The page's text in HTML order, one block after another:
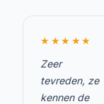
★★★★★
Zeer
tevreden, ze
kennen de